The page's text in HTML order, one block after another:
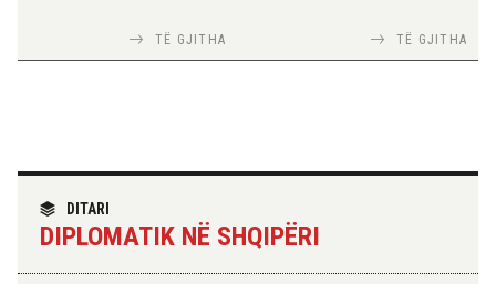
platformën e re elektronike të
prokurimeve
zhvillimit ekonomik të vendit
16:51 06-08-2026
Planit të Rritjes të BE-së
TË GJITHA TIRANA DIPLOMAT
TIRANA DIPLOMAT
Skënderbeut dhe Ismail
TË GJITHA
DITARI
DIPLOMATIK NË SHQIPËRI